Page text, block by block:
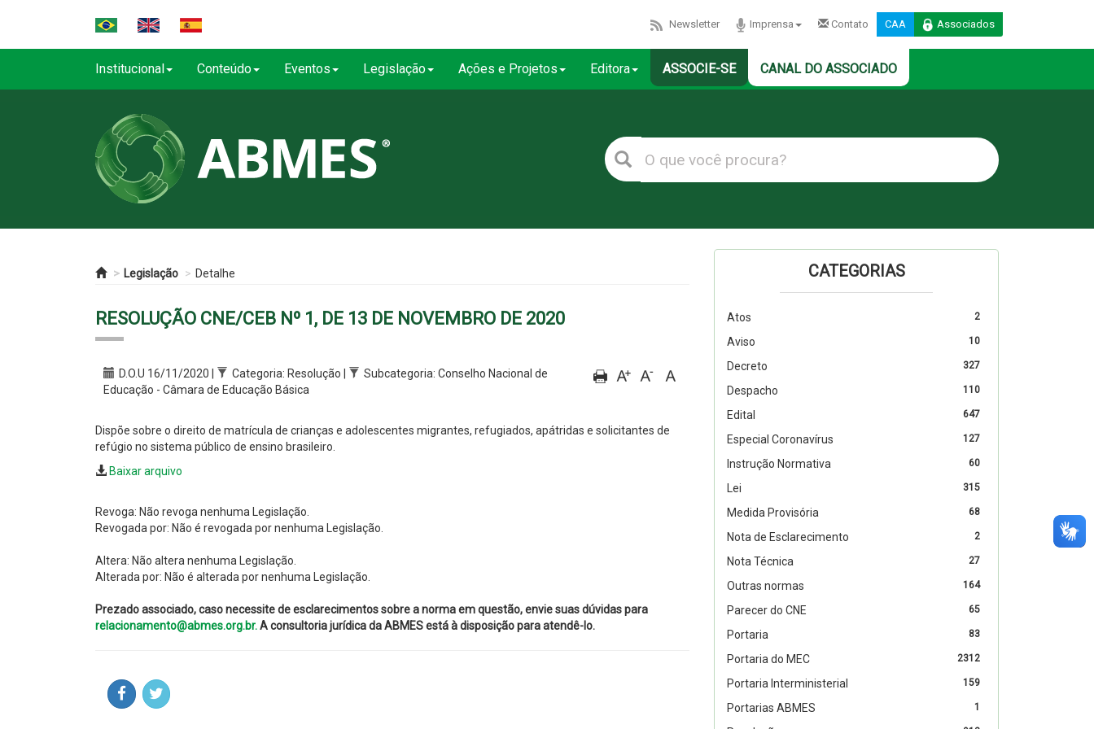
Newsletter Imprensa Contato CAA Associados
Institucional Conteúdo Eventos Legislação Ações e Projetos Editora ASSOCIE-SE CANAL DO ASSOCIADO
Legislação Detalhe
RESOLUÇÃO CNE/CEB Nº 1, DE 13 DE NOVEMBRO DE 2020
D.O.U 16/11/2020 | Categoria: Resolução |
Subcategoria: Conselho Nacional de
Educação - Câmara de Educação Básica
Dispõe sobre o direito de matrícula de crianças e adolescentes migrantes, refugiados, apátridas e solicitantes de
refúgio no sistema público de ensino brasileiro.
Baixar arquivo
Revoga: Não revoga nenhuma Legislação.
Revogada por: Não é revogada por nenhuma Legislação.
Altera: Não altera nenhuma Legislação.
Alterada por: Não é alterada por nenhuma Legislação.
Prezado associado, caso necessite de esclarecimentos sobre a norma em questão, envie suas dúvidas para
relacionamento@abmes.org.br.A consultoria jurídica da ABMES está à disposição para atendê-lo.
CATEGORIAS
2
Atos
10
Aviso
327
Decreto
110
Despacho
647
Edital
127
Especial Coronavírus
60
Instrução Normativa
315
Lei
68
Medida Provisória
2
Nota de Esclarecimento
27
Nota Técnica
164
Outras normas
65
Parecer do CNE
83
Portaria
2312
Portaria do MEC
159
Portaria Interministerial
1
Portarias ABMES